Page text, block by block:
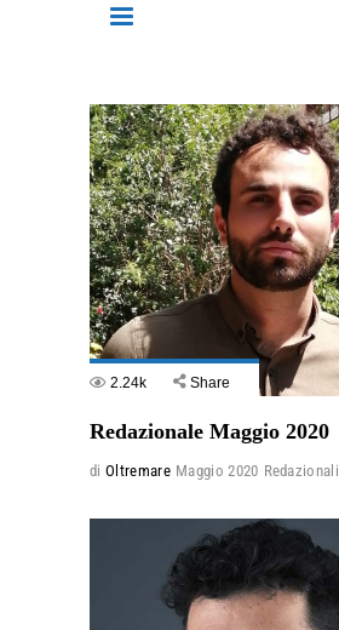
2.24k Share
Redazionale Maggio 2020
di Oltremare Maggio 2020 Redazionali